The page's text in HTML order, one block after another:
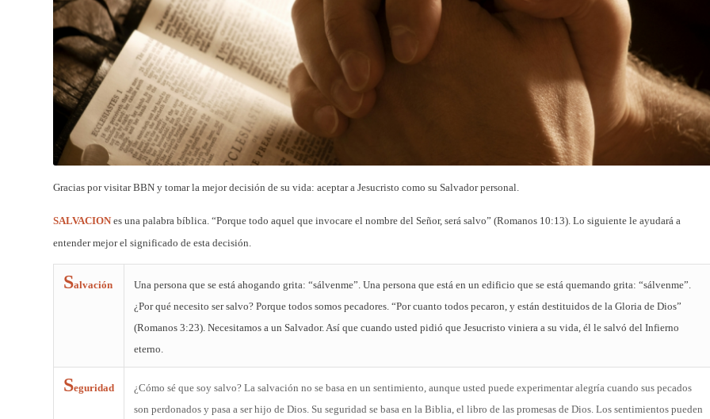
Gracias por visitar BBN y tomar la mejor decisión de su vida: aceptar a Jesucristo como su Salvador personal.
SALVACION es una palabra bíblica. “Porque todo aquel que invocare el nombre del Señor, será salvo” (Romanos 10:13). Lo siguiente le ayudará a
entender mejor el significado de esta decisión.
Salvación
Una persona que se está ahogando grita: “sálvenme”. Una persona que está en un edificio que se está quemando grita: “sálvenme”.
¿Por qué necesito ser salvo? Porque todos somos pecadores. “Por cuanto todos pecaron, y están destituidos de la Gloria de Dios”
(Romanos 3:23). Necesitamos a un Salvador. Así que cuando usted pidió que Jesucristo viniera a su vida, él le salvó del Infierno
eterno.
Seguridad
¿Cómo sé que soy salvo? La salvación no se basa en un sentimiento, aunque usted puede experimentar alegría cuando sus pecados
son perdonados y pasa a ser hijo de Dios. Su seguridad se basa en la Biblia, el libro de las promesas de Dios. Los sentimientos pueden